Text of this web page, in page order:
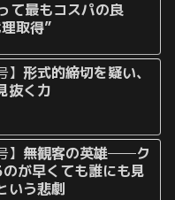
て最もコスパの良
取得”
】形式的締切を疑い、
抜く力
無観客の英雄──ク
が早くても誰にも見
いう悲劇